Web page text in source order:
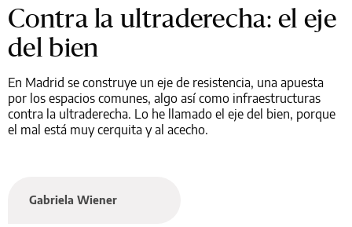
Contra la ultraderecha: el eje
del bien
En Madrid se construye un eje de resistencia, una apuesta
por los espacios comunes, algo así como infraestructuras
contra la ultraderecha. Lo he llamado el eje del bien, porque
el mal está muy cerquita y al acecho.
Gabriela Wiener